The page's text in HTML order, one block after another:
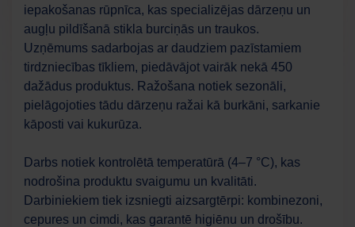
iepakošanas rūpnīca, kas specializējas dārzeņu un
augļu pildīšanā stikla burciņās un traukos.
Uzņēmums sadarbojas ar daudziem pazīstamiem
tirdzniecības tīkliem, piedāvājot vairāk nekā 450
dažādus produktus. Ražošana notiek sezonāli,
pielāgojoties tādu dārzeņu ražai kā burkāni, sarkanie
kāposti vai kukurūza.
Darbs notiek kontrolētā temperatūrā (4–7 °C), kas
nodrošina produktu svaigumu un kvalitāti.
Darbiniekiem tiek izsniegti aizsargtērpi: kombinezoni,
cepures un cimdi, kas garantē higiēnu un drošību.